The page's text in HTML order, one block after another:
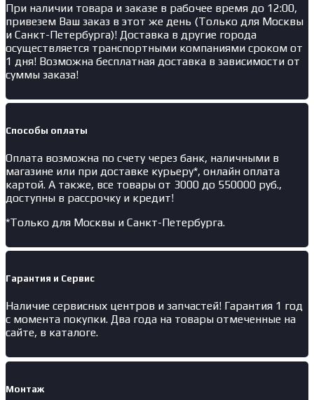
При наличии товара и заказе в рабочее время до 12:00,
привезем Ваш заказ в этот же день (Только для Москвы
и Санкт-Петербурга)! Доставка в другие города
осуществляется транспортными компаниями сроком от
1 дня! Возможна бесплатная доставка в зависимости от
суммы заказа!
Способы оплаты
Оплата возможна по счету через банк, наличными в
магазине или при доставке курьеру*, онлайн оплата
картой. А также, все товары от 3000 до 550000 руб.,
доступны в рассрочку и кредит!
*Только для Москвы и Санкт-Петербурга.
Гарантия и Сервис
Наличие сервисных центров и запчастей! Гарантия 1 год
с момента покупки. Два года на товары отмеченные на
сайте, в каталоге.
Монтаж